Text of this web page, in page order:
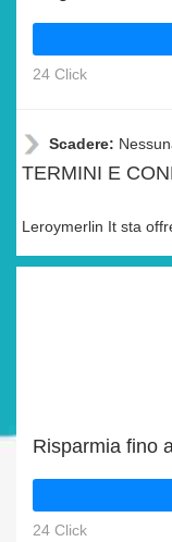
24 Click
Scadere:
TERMINI E
Leroymerlin It sta
Risparmia fino
24 Click